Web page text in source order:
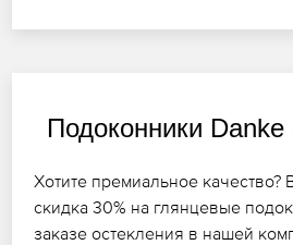
Подоконники
Хотите премиальное качество?
скидка 30% на глянцевые
заказе остекления в нашей